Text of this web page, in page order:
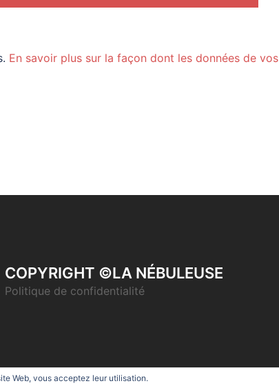
En savoir plus sur la façon dont les données de vos
COPYRIGHT ©LA NÉBULEUSE
Politique de confidentialité
Web, vous acceptez leur utilisation.